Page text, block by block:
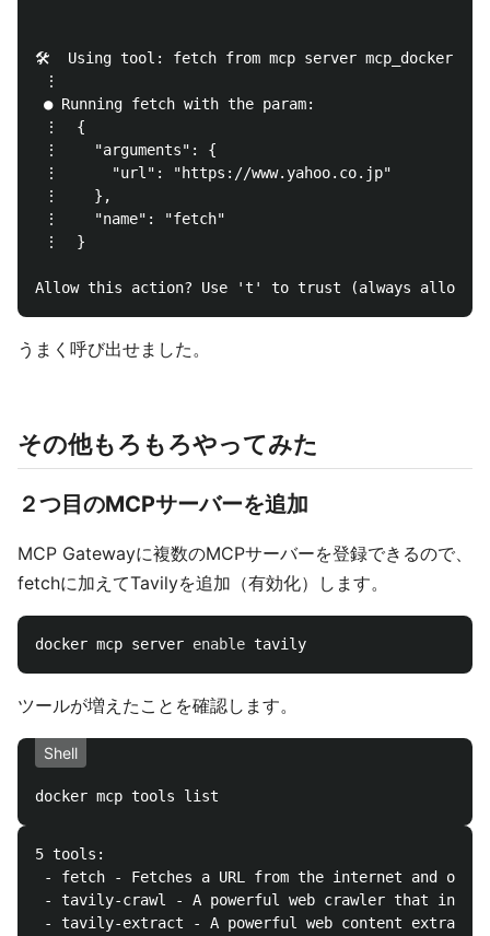
🛠️  Using tool: fetch from mcp server mcp_docker
⋮
● Running fetch with the param:
⋮  {
⋮    "arguments": {
⋮      "url": "https://www.yahoo.co.jp"
⋮    },
⋮    "name": "fetch"
⋮  }
うまく呼び出せました。
その他もろもろやってみた
２つ目のMCPサーバーを追加
MCP Gatewayに複数のMCPサーバーを登録できるので、
fetchに加えてTavilyを追加（有効化）します。
docker mcp server enable
ツールが増えたことを確認します。
Shell
5 tools:
- fetch - Fetches a URL from the internet and
- tavily-crawl - A powerful web crawler that
- tavily-extract - A powerful web content